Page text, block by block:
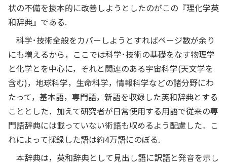
状の不備を抜本的に改善しようとしたのがこの『理化学英
和辞典』である.
科学･技術全般をカバーしようとすればページ数が余り
にも増えるから，ここでは科学･技術の基礎をなす物理学
と化学とを中心に，それと関連のある宇宙科学(天文学を
含む)，地球科学，生命科学，情報科学などの諸分野にわ
たって，基本語，専門語，新語を収録した英和辞典とする
こととした．加えて研究者が日常使用する用語で従来の専
門語辞典には載っていない術語も収めるよう配慮した．こ
れによって採録した語は約4万語にのぼる.
本辞典は，英和辞典として見出し語に訳語と発音を示し